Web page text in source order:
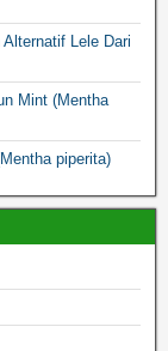
Lele Dari
Mint (Mentha
piperita)